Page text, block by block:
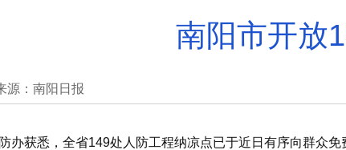
南阳市开放
源：南阳日报
办获悉，全省149处人防工程纳凉点已于近日有序向群众免